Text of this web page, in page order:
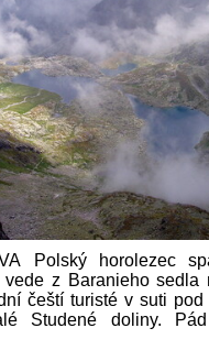
Polský horolezec
vede z Baranieho sedla
čeští turisté v suti pod
Studené doliny.